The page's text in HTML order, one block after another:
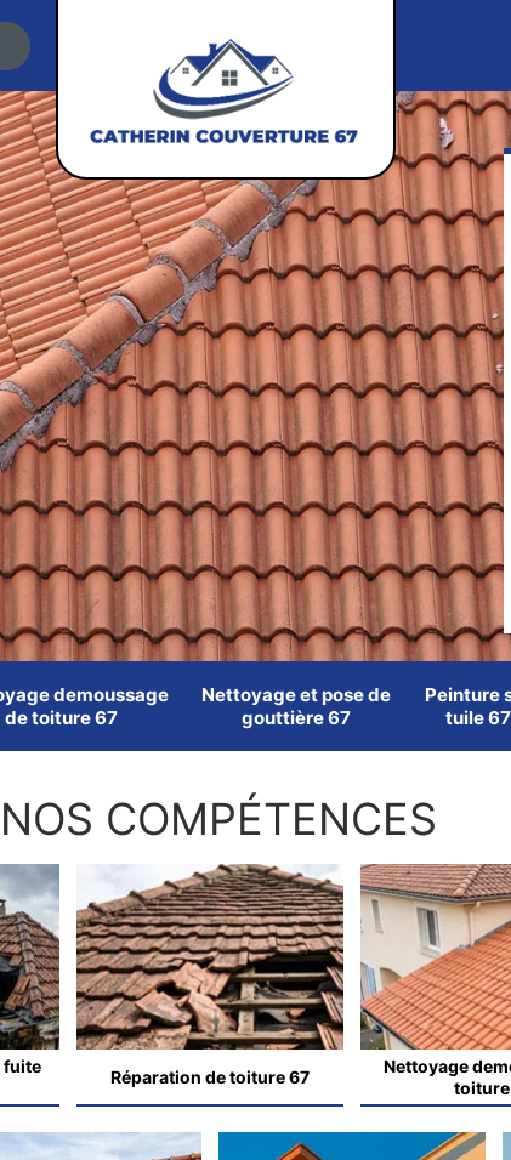
demoussage
de toiture 67
Nettoyage et pose de
gouttière 67
Peinture
tuile 67
NOS COMPÉTENCES
fuite
Réparation de toiture 67
Nettoyage
toiture